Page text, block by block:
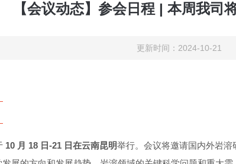
【会议动态】参会日程 | 本周我司
更新时间：2024-10-21
10 月 18 日-21 日在云南昆明举行。会议将邀请国内外岩溶